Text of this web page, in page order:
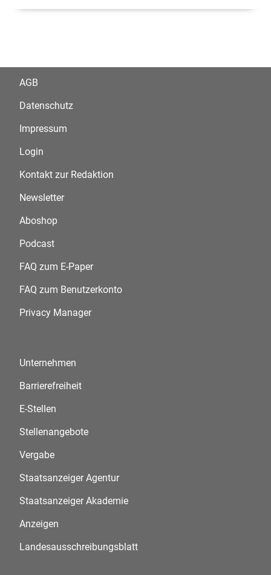
AGB
Datenschutz
Impressum
Login
Kontakt zur Redaktion
Newsletter
Aboshop
Podcast
FAQ zum E-Paper
FAQ zum Benutzerkonto
Privacy Manager
Unternehmen
Barrierefreiheit
E-Stellen
Stellenangebote
Vergabe
Staatsanzeiger Agentur
Staatsanzeiger Akademie
Anzeigen
Landesausschreibungsblatt